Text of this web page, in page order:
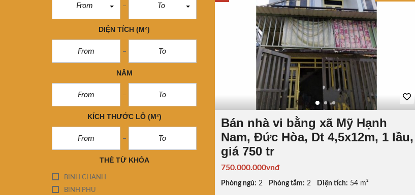
From To
DIỆN TÍCH (M²)
NĂM
KÍCH THƯỚC LÔ (M²)
THẺ TỪ KHÓA
BINH CHANH
BINH PHU
Bán nhà vi bằng xã Mỹ Hạnh
Nam, Đức Hòa, Dt 4,5x12m, 1 lầu,
giá 750 tr
750.000.000vnđ
Phòng ngủ: 2 Phòng tắm: 2 Diện tích: 54 m²